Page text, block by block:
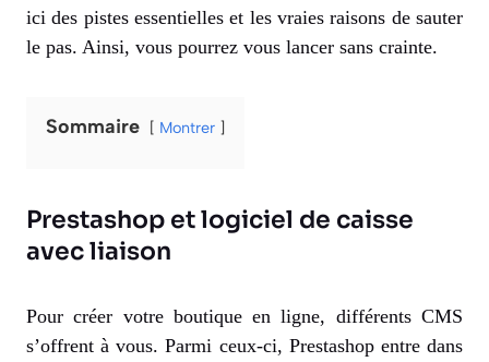
ici des pistes essentielles et les vraies raisons de sauter
le pas. Ainsi, vous pourrez vous lancer sans crainte.
Sommaire Montrer
Prestashop et logiciel de caisse
avec liaison
Pour créer votre boutique en ligne, différents CMS
s’offrent à vous. Parmi ceux-ci, Prestashop entre dans